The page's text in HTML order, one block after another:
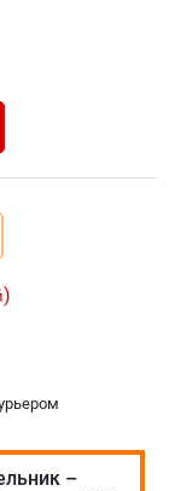
)
–